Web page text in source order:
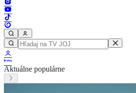
Aktuálne populárne